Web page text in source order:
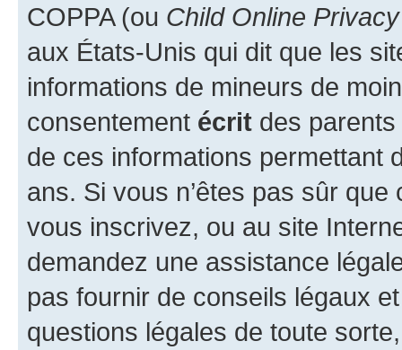
COPPA (ou Child Online
aux États-Unis qui dit que les
informations de mineurs de
consentement écrit des parents
de ces informations permettant
ans. Si vous n’êtes pas sûr
vous inscrivez, ou au site
demandez une assistance
pas fournir de conseils légaux
questions légales de toute